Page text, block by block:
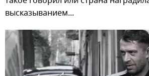
высказыванием...